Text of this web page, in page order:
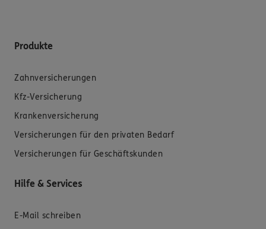
Produkte
Zahnversicherungen
Kfz-Versicherung
Krankenversicherung
Versicherungen für den privaten Bedarf
Versicherungen für Geschäftskunden
Hilfe & Services
E-Mail schreiben